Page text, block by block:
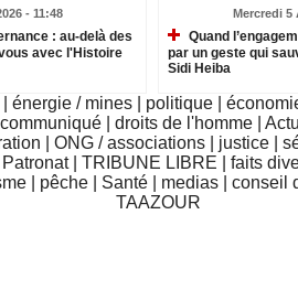
- 11:48
: au-delà des
avec l'Histoire
Mercredi 5
Quand
par un geste qui
Sidi Heiba
énergie / mines politique
|communiqué |droits de l'homme |
ONG / associations justice
TRIBUNE LIBRE
faits
pêche Santé medias |conseil
TAAZOUR